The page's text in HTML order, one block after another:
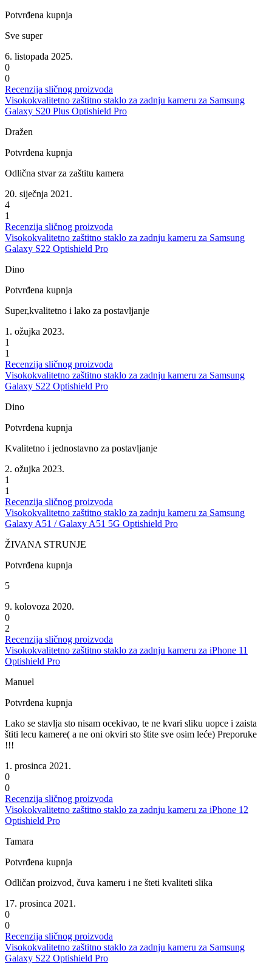
Potvrđena kupnja
Sve super
6. listopada 2025.
0
0
Recenzija sličnog proizvoda
Visokokvalitetno zaštitno staklo za zadnju kameru za Samsung
Galaxy S20 Plus Optishield Pro
Dražen
Potvrđena kupnja
Odlična stvar za zaštitu kamera
20. siječnja 2021.
4
1
Recenzija sličnog proizvoda
Visokokvalitetno zaštitno staklo za zadnju kameru za Samsung
Galaxy S22 Optishield Pro
Dino
Potvrđena kupnja
Super,kvalitetno i lako za postavljanje
1. ožujka 2023.
1
1
Recenzija sličnog proizvoda
Visokokvalitetno zaštitno staklo za zadnju kameru za Samsung
Galaxy S22 Optishield Pro
Dino
Potvrđena kupnja
Kvalitetno i jednostavno za postavljanje
2. ožujka 2023.
1
1
Recenzija sličnog proizvoda
Visokokvalitetno zaštitno staklo za zadnju kameru za Samsung
Galaxy A51 / Galaxy A51 5G Optishield Pro
ŽIVANA STRUNJE
Potvrđena kupnja
5
9. kolovoza 2020.
0
2
Recenzija sličnog proizvoda
Visokokvalitetno zaštitno staklo za zadnju kameru za iPhone 11
Optishield Pro
Manuel
Potvrđena kupnja
Lako se stavlja sto nisam ocekivao, te ne kvari sliku uopce i zaista
štiti lecu kamere( a ne oni okviri sto štite sve osim leće) Preporuke
!!!
1. prosinca 2021.
0
0
Recenzija sličnog proizvoda
Visokokvalitetno zaštitno staklo za zadnju kameru za iPhone 12
Optishield Pro
Tamara
Potvrđena kupnja
Odličan proizvod, čuva kameru i ne šteti kvaliteti slika
17. prosinca 2021.
0
0
Recenzija sličnog proizvoda
Visokokvalitetno zaštitno staklo za zadnju kameru za Samsung
Galaxy S22 Optishield Pro